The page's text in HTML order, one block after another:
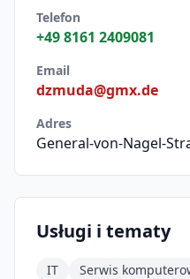
Telefon
+49 8161 2409081
Email
dzmuda@gmx.de
Adres
General-von-Nagel-
Usługi i tematy
IT Serwis